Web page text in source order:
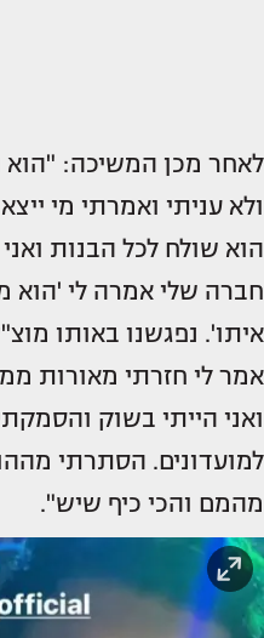
לאחר מכן המשיכה: "הוא
ולא עניתי ואמרתי מי
הוא שולח לכל הבנות
חברה שלי אמרה לי 'הוא
איתו'. נפגשנו באותו
אמר לי חזרתי מאורות
ואני הייתי בשוק
למועדונים. הסתרתי
מהמם והכי כיף שיש".